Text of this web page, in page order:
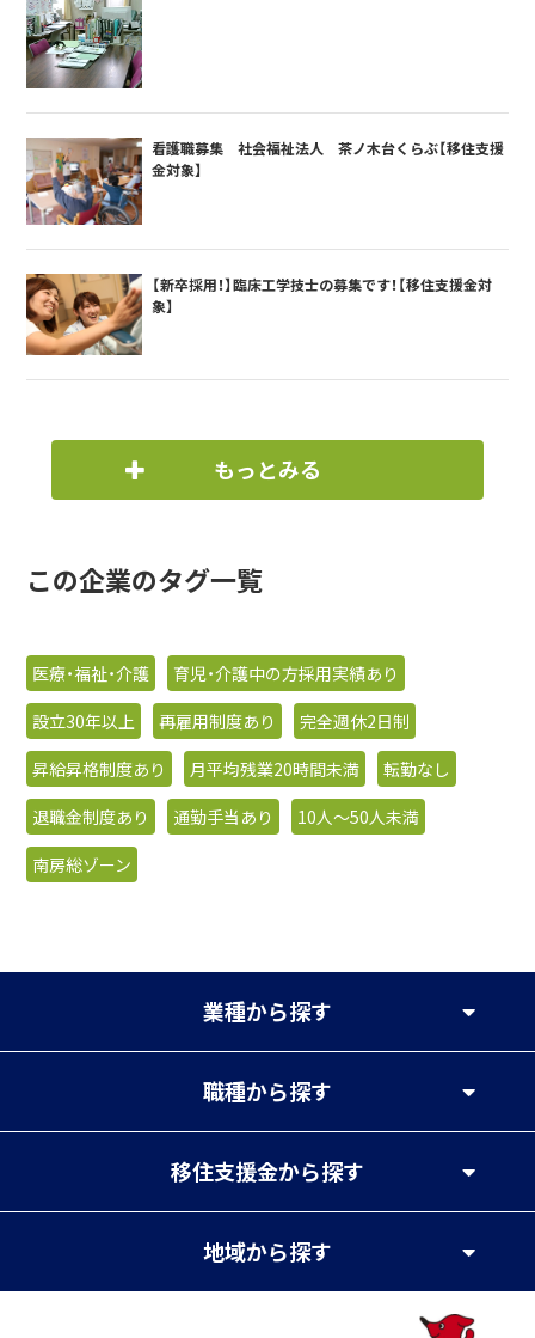
看護職募集 社会福祉法人 茶ノ木台くらぶ【移住支援
金対象】
【新卒採用！】臨床工学技士の募集です！【移住支援金対
象】
もっとみる
この企業のタグ一覧
医療・福祉・介護
育児・介護中の方採用実績あり
設立30年以上
再雇用制度あり
完全週休2日制
昇給昇格制度あり
月平均残業20時間未満
転勤なし
退職金制度あり
通勤手当あり
10人〜50人未満
南房総ゾーン
業種から探す
職種から探す
移住支援金から探す
地域から探す